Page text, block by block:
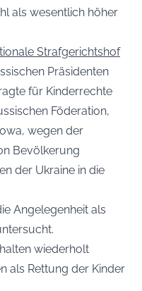
als wesentlich höher
Strafgerichtshof
Präsidenten
für Kinderrechte
Föderation,
wegen der
Bevölkerung
der Ukraine in die
Angelegenheit als
wiederholt
als Rettung der Kinder